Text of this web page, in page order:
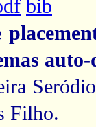
bib
Filho.